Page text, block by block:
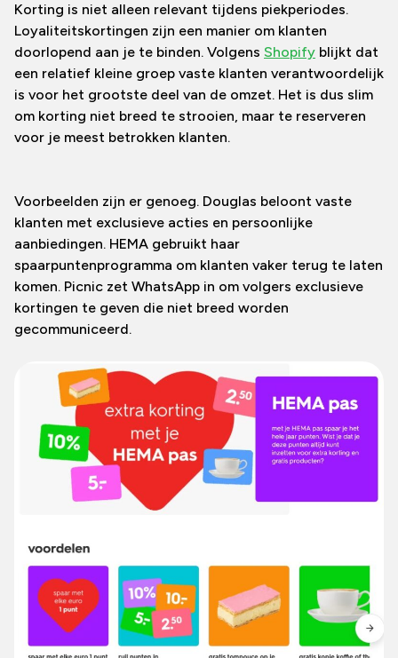
Korting is niet alleen relevant tijdens piekperiodes.
Loyaliteitskortingen zijn een manier om klanten
doorlopend aan je te binden. Volgens Shopify blijkt dat
een relatief kleine groep vaste klanten verantwoordelijk
is voor het grootste deel van de omzet. Het is dus slim
om korting niet breed te strooien, maar te reserveren
voor je meest betrokken klanten.
Voorbeelden zijn er genoeg. Douglas beloont vaste
klanten met exclusieve acties en persoonlijke
aanbiedingen. HEMA gebruikt haar
spaarpuntenprogramma om klanten vaker terug te laten
komen. Picnic zet WhatsApp in om volgers exclusieve
kortingen te geven die niet breed worden
gecommuniceerd.